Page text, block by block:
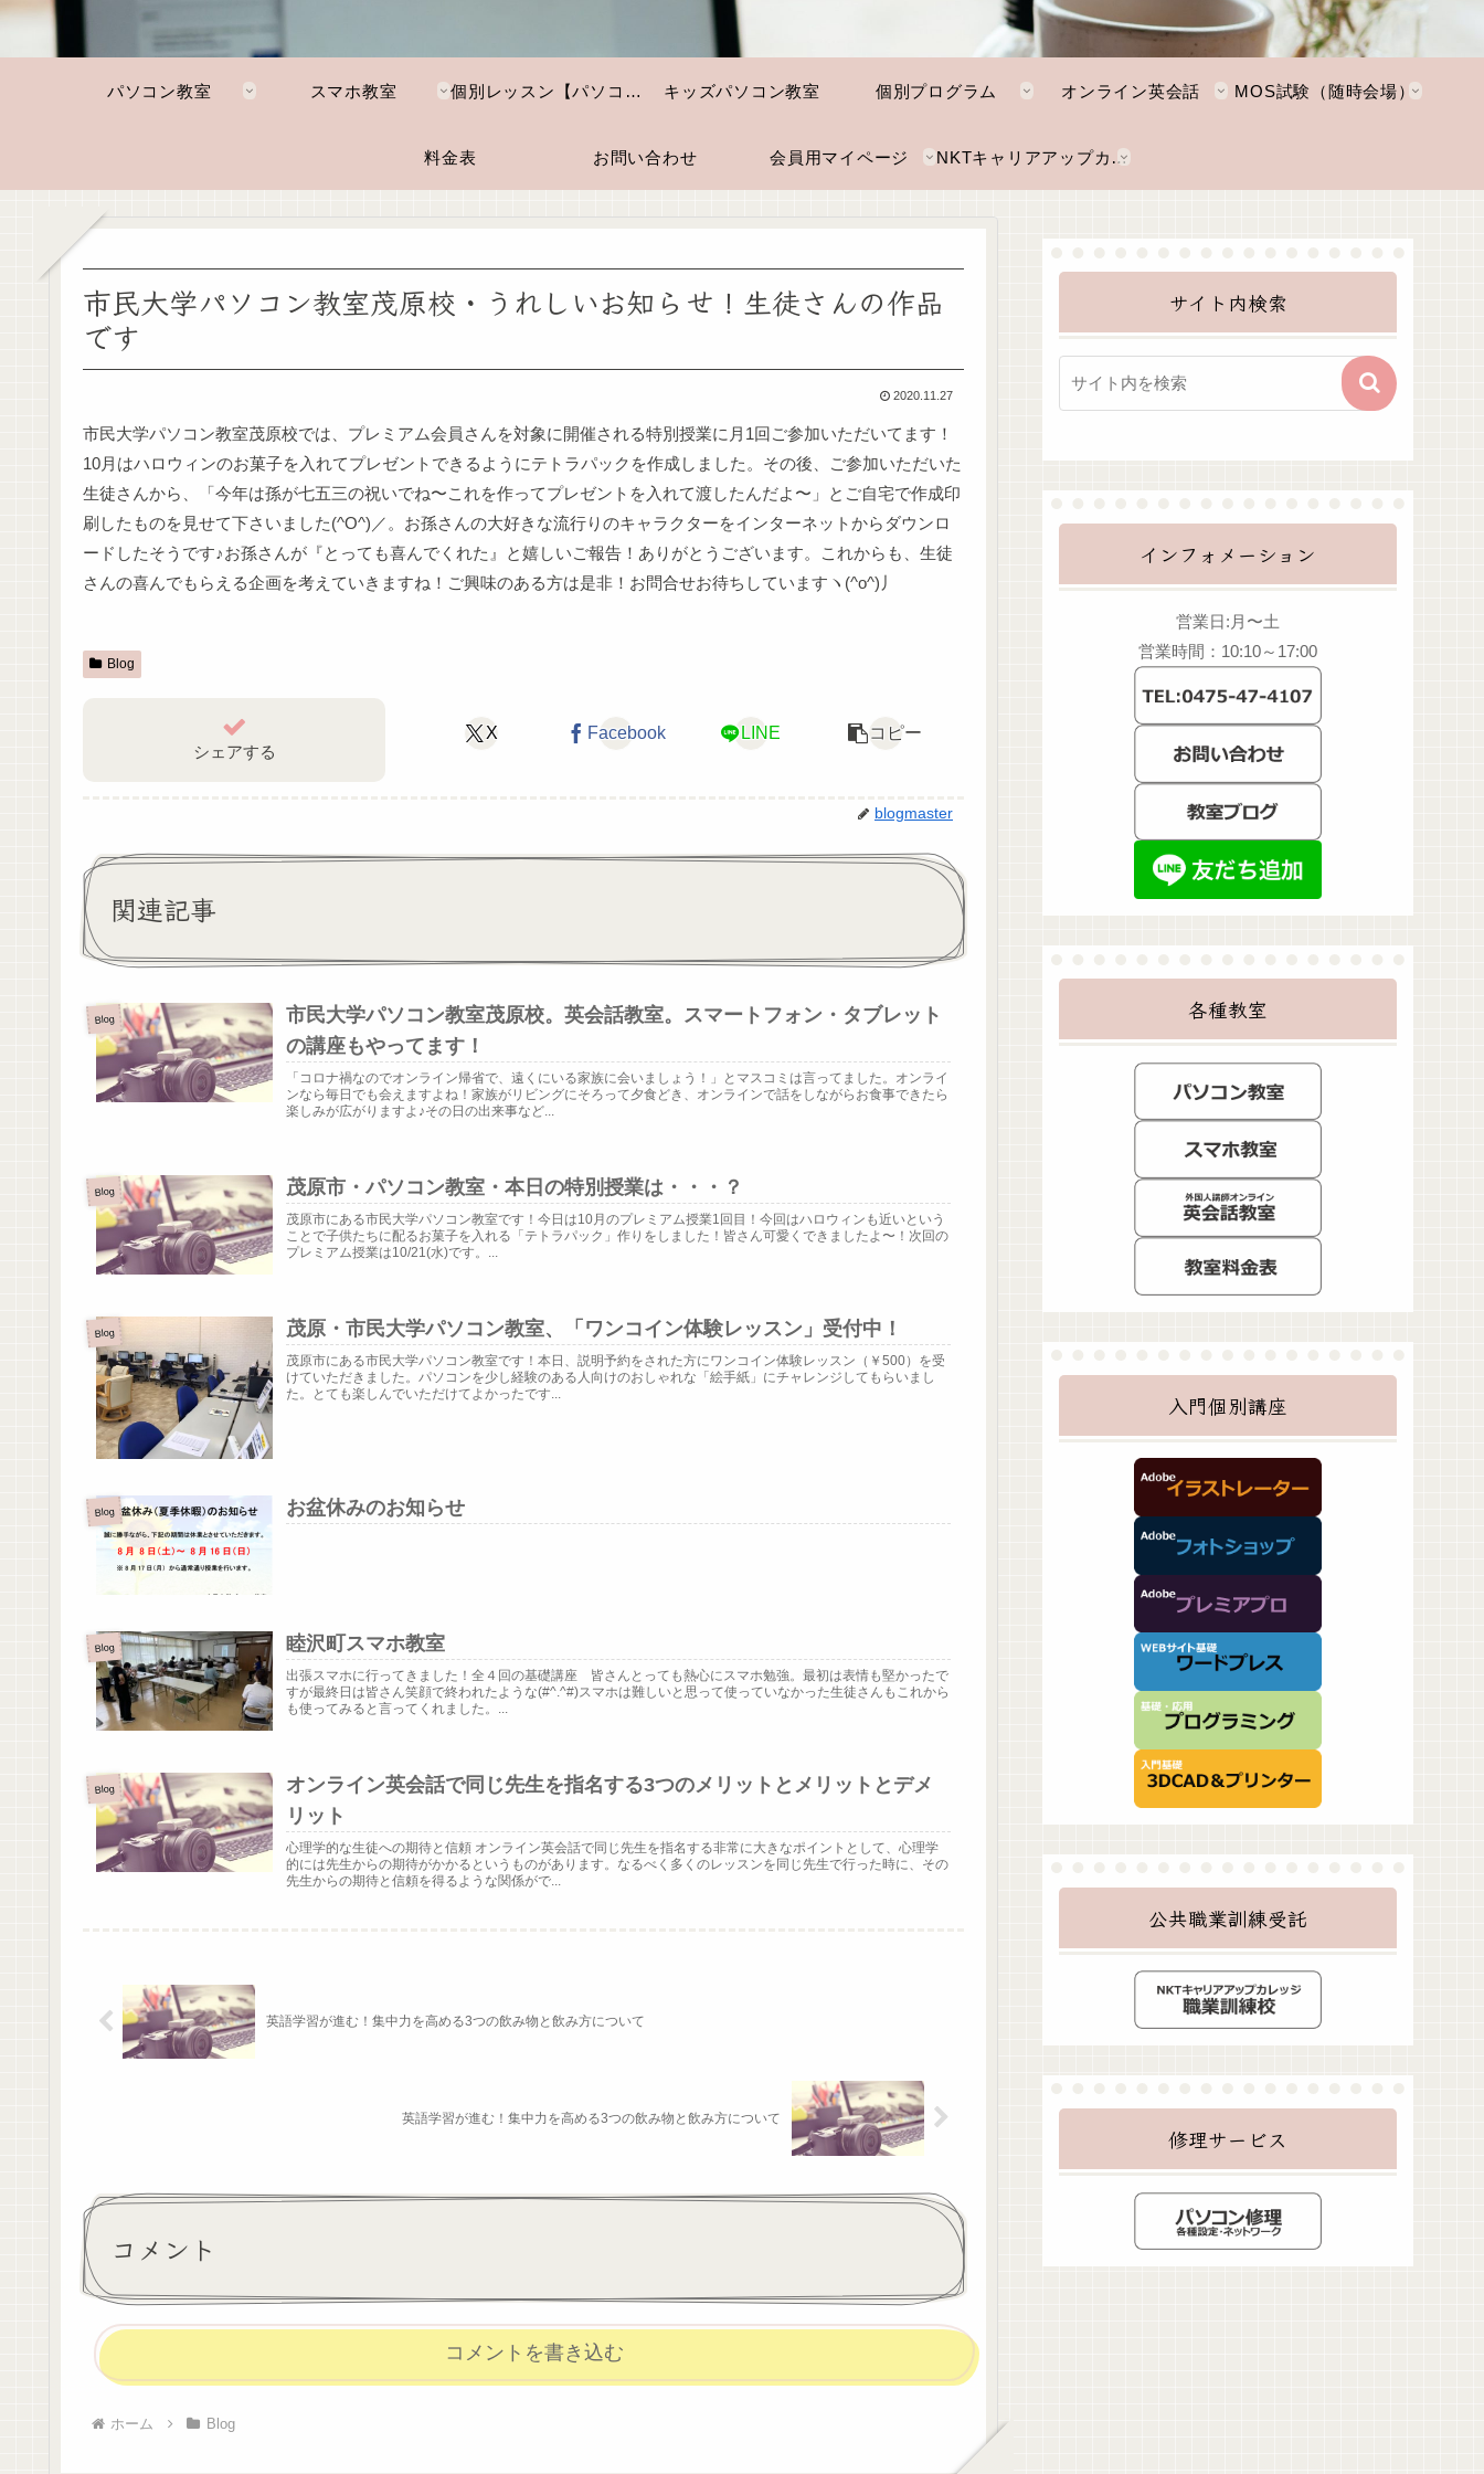
パソコン教室 スマホ教室 個別レッスン【パソコン・スマホ】 キッズパソコン教室 個別プログラム オンライン英会話 MOS試験（随時会場）
料金表 お問い合わせ 会員用マイページ NKTキャリアアップカレッジ
市民大学パソコン教室茂原校・うれしいお知らせ！生徒さんの作品
です
2020.11.27
市民大学パソコン教室茂原校では、プレミアム会員さんを対象に開催される特別授業に月1回ご参加いただいてます！
10月はハロウィンのお菓子を入れてプレゼントできるようにテトラパックを作成しました。その後、ご参加いただいた
生徒さんから、「今年は孫が七五三の祝いでね〜これを作ってプレゼントを入れて渡したんだよ〜」とご自宅で作成印
刷したものを見せて下さいました(^O^)／。お孫さんの大好きな流行りのキャラクターをインターネットからダウンロ
ードしたそうです♪お孫さんが『とっても喜んでくれた』と嬉しいご報告！ありがとうございます。これからも、生徒
さんの喜んでもらえる企画を考えていきますね！ご興味のある方は是非！お問合せお待ちしていますヽ(^o^)丿
Blog
シェアする
X Facebook LINE コピー
blogmaster
関連記事
Blog
市民大学パソコン教室茂原校。英会話教室。スマートフォン・タブレット
の講座もやってます！
「コロナ禍なのでオンライン帰省で、遠くにいる家族に会いましょう！」とマスコミは言ってました。オンライ
ンなら毎日でも会えますよね！家族がリビングにそろって夕食どき、オンラインで話をしながらお食事できたら
楽しみが広がりますよ♪その日の出来事など...
Blog 茂原市・パソコン教室・本日の特別授業は・・・？
茂原市にある市民大学パソコン教室です！今日は10月のプレミアム授業1回目！今回はハロウィンも近いという
ことで子供たちに配るお菓子を入れる「テトラパック」作りをしました！皆さん可愛くできましたよ〜！次回の
プレミアム授業は10/21(水)です。...
Blog 茂原・市民大学パソコン教室、「ワンコイン体験レッスン」受付中！
茂原市にある市民大学パソコン教室です！本日、説明予約をされた方にワンコイン体験レッスン（￥500）を受
けていただきました。パソコンを少し経験のある人向けのおしゃれな「絵手紙」にチャレンジしてもらいまし
た。とても楽しんでいただけてよかったです...
Blog お盆休みのお知らせ
Blog 睦沢町スマホ教室
出張スマホに行ってきました！全４回の基礎講座 皆さんとっても熱心にスマホ勉強。最初は表情も堅かったで
すが最終日は皆さん笑顔で終われたような(#^.^#)スマホは難しいと思って使っていなかった生徒さんもこれから
も使ってみると言ってくれました。...
Blog
オンライン英会話で同じ先生を指名する3つのメリットとメリットとデメ
リット
心理学的な生徒への期待と信頼 オンライン英会話で同じ先生を指名する非常に大きなポイントとして、心理学
的には先生からの期待がかかるというものがあります。なるべく多くのレッスンを同じ先生で行った時に、その
先生からの期待と信頼を得るような関係がで...
英語学習が進む！集中力を高める3つの飲み物と飲み方について
英語学習が進む！集中力を高める3つの飲み物と飲み方について
コメント
コメントを書き込む
ホーム Blog
サイト内検索
インフォメーション
営業日:月〜土
営業時間：10:10～17:00
各種教室
入門個別講座
公共職業訓練受託
修理サービス